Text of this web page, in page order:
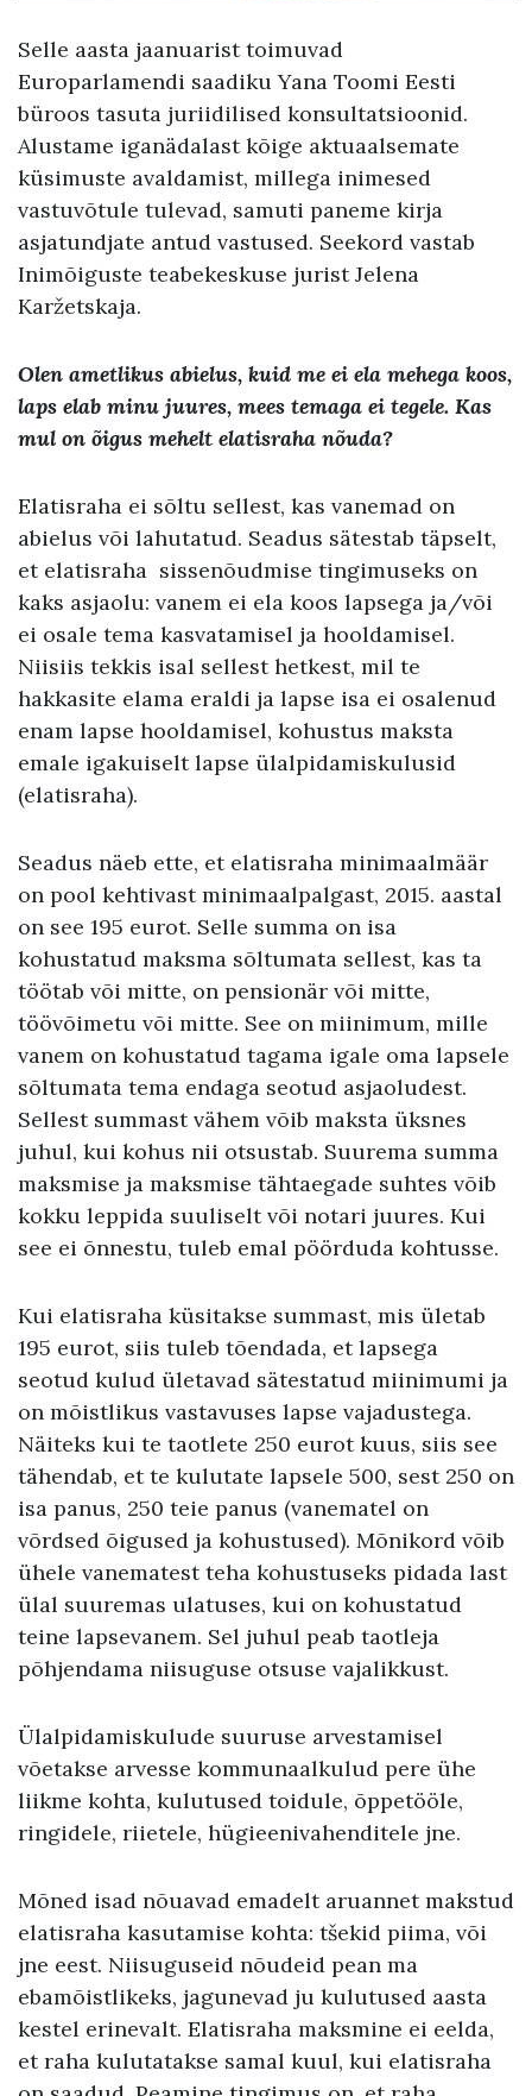
Selle aasta jaanuarist toimuvad
Europarlamendi saadiku Yana Toomi Eesti
büroos tasuta juriidilised konsultatsioonid.
Alustame iganädalast kõige aktuaalsemate
küsimuste avaldamist, millega inimesed
vastuvõtule tulevad, samuti paneme kirja
asjatundjate antud vastused. Seekord vastab
Inimõiguste teabekeskuse jurist Jelena
Karžetskaja.
Olen ametlikus abielus, kuid me ei ela mehega koos,
laps elab minu juures, mees temaga ei tegele. Kas
mul on õigus mehelt elatisraha nõuda?
Elatisraha ei sõltu sellest, kas vanemad on
abielus või lahutatud. Seadus sätestab täpselt,
et elatisraha sissenõudmise tingimuseks on
kaks asjaolu: vanem ei ela koos lapsega ja/või
ei osale tema kasvatamisel ja hooldamisel.
Niisiis tekkis isal sellest hetkest, mil te
hakkasite elama eraldi ja lapse isa ei osalenud
enam lapse hooldamisel, kohustus maksta
emale igakuiselt lapse ülalpidamiskulusid
(elatisraha).
Seadus näeb ette, et elatisraha minimaalmäär
on pool kehtivast minimaalpalgast, 2015. aastal
on see 195 eurot. Selle summa on isa
kohustatud maksma sõltumata sellest, kas ta
töötab või mitte, on pensionär või mitte,
töövõimetu või mitte. See on miinimum, mille
vanem on kohustatud tagama igale oma lapsele
sõltumata tema endaga seotud asjaoludest.
Sellest summast vähem võib maksta üksnes
juhul, kui kohus nii otsustab. Suurema summa
maksmise ja maksmise tähtaegade suhtes võib
kokku leppida suuliselt või notari juures. Kui
see ei õnnestu, tuleb emal pöörduda kohtusse.
Kui elatisraha küsitakse summast, mis ületab
195 eurot, siis tuleb tõendada, et lapsega
seotud kulud ületavad sätestatud miinimumi ja
on mõistlikus vastavuses lapse vajadustega.
Näiteks kui te taotlete 250 eurot kuus, siis see
tähendab, et te kulutate lapsele 500, sest 250 on
isa panus, 250 teie panus (vanematel on
võrdsed õigused ja kohustused). Mõnikord võib
ühele vanematest teha kohustuseks pidada last
ülal suuremas ulatuses, kui on kohustatud
teine lapsevanem. Sel juhul peab taotleja
põhjendama niisuguse otsuse vajalikkust.
Ülalpidamiskulude suuruse arvestamisel
võetakse arvesse kommunaalkulud pere ühe
liikme kohta, kulutused toidule, õppetööle,
ringidele, riietele, hügieenivahenditele jne.
Mõned isad nõuavad emadelt aruannet makstud
elatisraha kasutamise kohta: tšekid piima, või
jne eest. Niisuguseid nõudeid pean ma
ebamõistlikeks, jagunevad ju kulutused aasta
kestel erinevalt. Elatisraha maksmine ei eelda,
et raha kulutatakse samal kuul, kui elatisraha